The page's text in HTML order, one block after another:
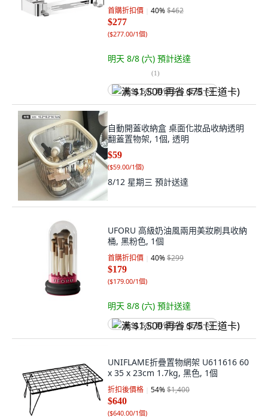
首購折扣價 40%$462
$277
($277.00/1個)
明天 8/8 (六) 預計送達
(1)
满 $1,500 再省 $75 (王道卡)
自動開蓋收納盒 桌面化妝品收納透明
翻蓋置物架, 1個, 透明
$59
($59.00/1個)
8/12 星期三 預計送達
UFORU 高級奶油風兩用美妝刷具收納
桶, 黑粉色, 1個
首購折扣價 40%$299
$179
($179.00/1個)
明天 8/8 (六) 預計送達
满 $1,500 再省 $75 (王道卡)
UNIFLAME折疊置物網架 U611616 60
x 35 x 23cm 1.7kg, 黑色, 1個
折扣後價格 54%$1,400
$640
($640.00/1個)